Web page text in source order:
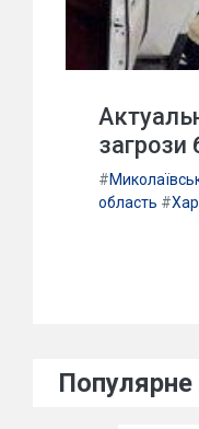
загрози
#
область #
Популярне